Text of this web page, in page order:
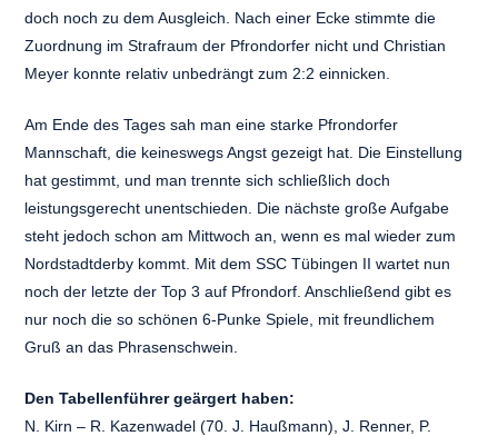
doch noch zu dem Ausgleich. Nach einer Ecke stimmte die
Zuordnung im Strafraum der Pfrondorfer nicht und Christian
Meyer konnte relativ unbedrängt zum 2:2 einnicken.
Am Ende des Tages sah man eine starke Pfrondorfer
Mannschaft, die keineswegs Angst gezeigt hat. Die Einstellung
hat gestimmt, und man trennte sich schließlich doch
leistungsgerecht unentschieden. Die nächste große Aufgabe
steht jedoch schon am Mittwoch an, wenn es mal wieder zum
Nordstadtderby kommt. Mit dem SSC Tübingen II wartet nun
noch der letzte der Top 3 auf Pfrondorf. Anschließend gibt es
nur noch die so schönen 6-Punke Spiele, mit freundlichem
Gruß an das Phrasenschwein.
Den Tabellenführer geärgert haben:
N. Kirn – R. Kazenwadel (70. J. Haußmann), J. Renner, P.